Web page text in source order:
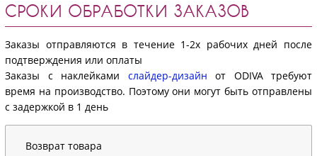
СРОКИ ОБРАБОТКИ ЗАКАЗОВ
Заказы отправляются в течение 1-2х рабочих дней после
подтверждения или оплаты
Заказы с наклейками слайдер-дизайн от ODIVA требуют
время на производство. Поэтому они могут быть отправлены
с задержкой в 1 день
Возврат товара